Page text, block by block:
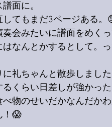
面に。
てもまだ3ページある。
奏会みたいに譜面をめく
はなんとかするとして。
礼ちゃんと散歩しました
るくらい日差しが強かっ
物のせいだかなんだか
！😱